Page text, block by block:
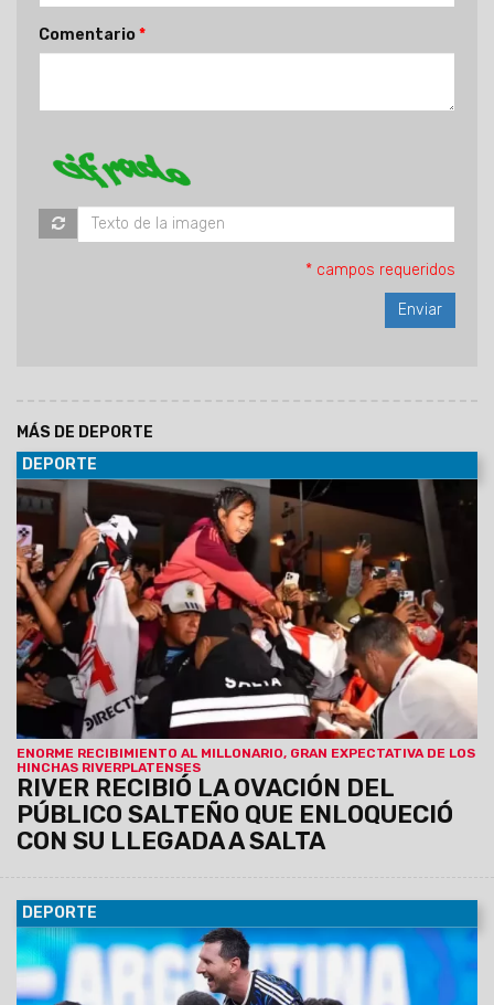
Comentario
* campos requeridos
MÁS DE DEPORTE
DEPORTE
ENORME RECIBIMIENTO AL MILLONARIO, GRAN EXPECTATIVA DE LOS
HINCHAS RIVERPLATENSES
RIVER RECIBIÓ LA OVACIÓN DEL
PÚBLICO SALTEÑO QUE ENLOQUECIÓ
CON SU LLEGADA A SALTA
17/07/2026
El equipo milllonario fue recibido por una
multitud en el hotel Sheraton. Mañana afrontará su
compromiso ante Aldosivi por la Copa Argentina. Hay un
remanente de entradas.
DEPORTE
16/07/2026 En un partido electrizante, jugó y luchó por
millones y se regaló un triunfo para toda la vida; ahora
espera España, para coronar un Mundial inolvidable.